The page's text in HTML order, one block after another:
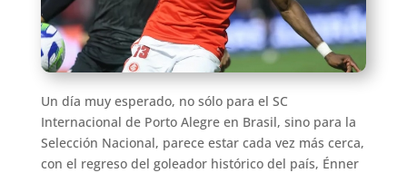
Un día muy esperado, no sólo para el SC
Internacional de Porto Alegre en Brasil, sino para la
Selección Nacional, parece estar cada vez más cerca,
con el regreso del goleador histórico del país, Énner